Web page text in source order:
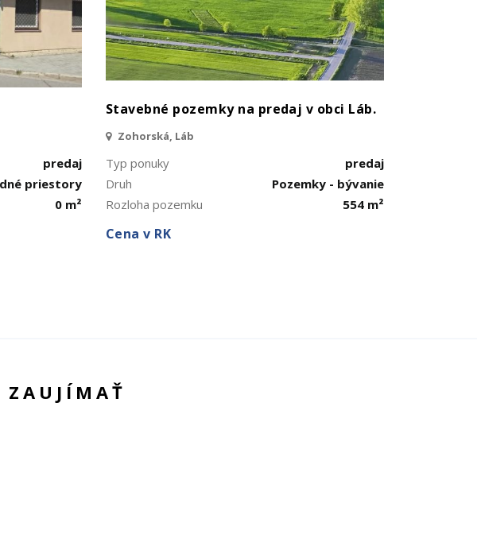
predaj
priestory
0 m²
Stavebné pozemky na predaj v obci Láb.
Zohorská, Láb
Typ ponuky
predaj
Druh
Pozemky - bývanie
Rozloha pozemku
554 m²
Cena v RK